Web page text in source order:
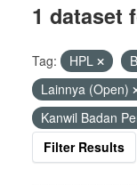
1 dataset
Tag: HPL
Lainnya (Open)
Kanwil Badan
Filter Results